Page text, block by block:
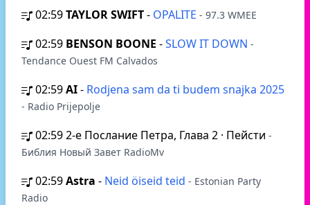
02:59TAYLOR SWIFT- OPALITE - 97.3 WMEE
02:59 BENSON BOONE -SLOW IT DOWN -
Tendance Ouest FM Calvados
02:59AI- Rodjena sam da ti budem snajka 2025
- Radio Prijepolje
02:592-е Послание Петра, Глава 2 · Пейсти -
Библия Новый Завет RadioMv
02:59Astra - Neid öiseid teid - Estonian Party
Radio